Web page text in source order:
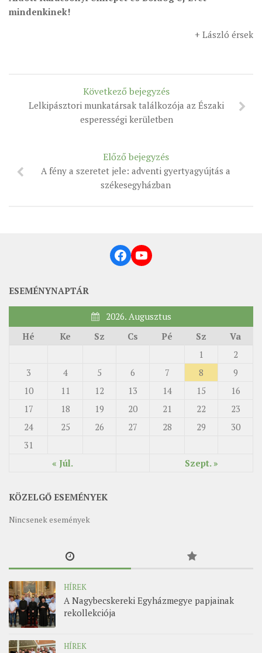
mindenkinek!
+ László érsek
Következő bejegyzés
Lelkipásztori munkatársak találkozója az Északi
esperességi kerületben
Előző bejegyzés
A fény a szeretet jele: adventi gyertyagyújtás a
székesegyházban
Facebook
YouTube
ESEMÉNYNAPTÁR
2026. Augusztus
Hé
Ke Sz Cs Pé Sz Va
« Júl. Szept. »
1
2
3
4 5 6 7 8
9
10
11 12 13 14 15
16
17
18 19 20 21 22
23
24
25 26 27 28 29
30
31
KÖZELGŐ ESEMÉNYEK
Nincsenek események
HÍREK
A Nagybecskereki Egyházmegye papjainak
rekollekciója
HÍREK